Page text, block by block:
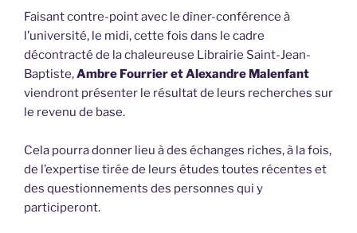
Faisant contre-point avec le dîner-conférence à
l’université, le midi, cette fois dans le cadre
décontracté de la chaleureuse Librairie Saint-Jean-
Baptiste,Ambre Fourrier et Alexandre Malenfant
viendront présenter le résultat de leurs recherches sur
le revenu de base.
Cela pourra donner lieu à des échanges riches, à la fois,
de l’expertise tirée de leurs études toutes récentes et
des questionnements des personnes qui y
participeront.